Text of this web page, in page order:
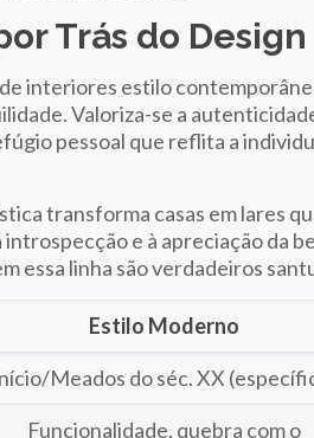
Trás do
interiores estilo
Valoriza-se a
pessoal que reflita a
transforma casas em lares
introspecção e à apreciação da
essa linha são verdadeiros
Estilo Moderno
Meados do séc. XX
Funcionalidade, quebra com o